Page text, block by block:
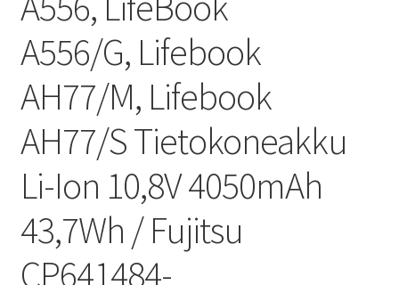
A556/G, Lifebook
AH77/M, Lifebook
AH77/S Tietokoneakku
Li-Ion 10,8V 4050mAh
43,7Wh / Fujitsu
CP641484-